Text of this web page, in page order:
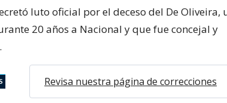
luto oficial por el deceso del De Oliveira,
20 años a Nacional y que fue concejal y
Revisa nuestra página de correcciones